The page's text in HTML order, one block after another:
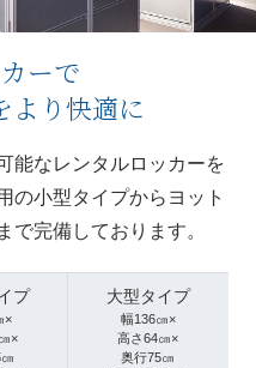
ーで
より快適に
能なレンタルロッカーを
の小型タイプからヨット
で完備しております。
プ
×
×
大型タイプ
幅136㎝×
高さ64㎝×
奥行75㎝